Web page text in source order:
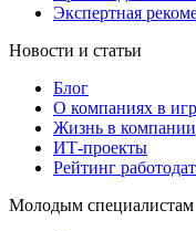
Экспертная
Новости и статьи
Блог
О компаниях в
Жизнь в компании
ИТ-проекты
Рейтинг
Молодым специалистам